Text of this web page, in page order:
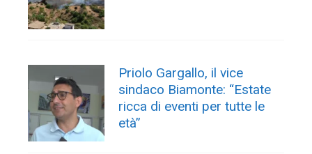
Priolo Gargallo, il vice
sindaco Biamonte: “Estate
ricca di eventi per tutte le
età”